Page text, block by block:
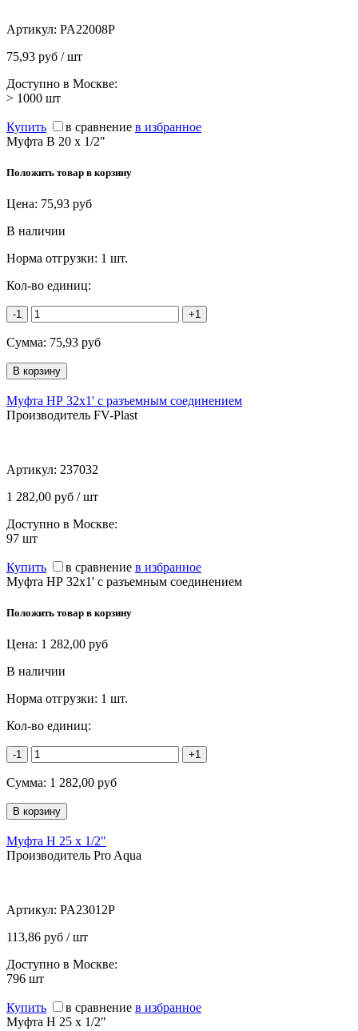
Артикул: PA22008P
75,93 руб / шт
Доступно в Москве:
> 1000 шт
Купить в сравнение в избранное
Муфта В 20 х 1/2"
Положить товар в корзину
Цена: 75,93 руб
В наличии
Норма отгрузки: 1 шт.
Кол-во единиц:
-1 +1
Сумма: 75,93 руб
Муфта НР 32х1' с разъемным соединением
Производитель FV-Plast
Артикул: 237032
1 282,00 руб / шт
Доступно в Москве:
97 шт
Купить в сравнение в избранное
Муфта НР 32х1' с разъемным соединением
Положить товар в корзину
Цена: 1 282,00 руб
В наличии
Норма отгрузки: 1 шт.
Кол-во единиц:
-1 +1
Сумма: 1 282,00 руб
Муфта Н 25 х 1/2"
Производитель Pro Aqua
Артикул: PA23012P
113,86 руб / шт
Доступно в Москве:
796 шт
Купить в сравнение в избранное
Муфта Н 25 х 1/2"